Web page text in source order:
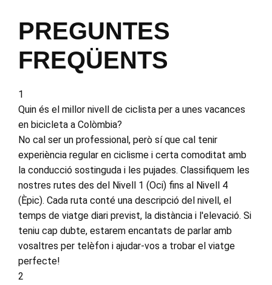
PREGUNTES
FREQÜENTS
1
Quin és el millor nivell de ciclista per a unes vacances
en bicicleta a Colòmbia?
No cal ser un professional, però sí que cal tenir
experiència regular en ciclisme i certa comoditat amb
la conducció sostinguda i les pujades. Classifiquem les
nostres rutes des del Nivell 1 (Oci) fins al Nivell 4
(Èpic). Cada ruta conté una descripció del nivell, el
temps de viatge diari previst, la distància i l'elevació. Si
teniu cap dubte, estarem encantats de parlar amb
vosaltres per telèfon i ajudar-vos a trobar el viatge
perfecte!
2